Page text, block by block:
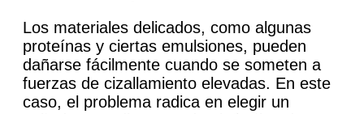
Los materiales delicados, como algunas
proteínas y ciertas emulsiones, pueden
dañarse fácilmente cuando se someten a
fuerzas de cizallamiento elevadas. En este
caso, el problema radica en elegir un